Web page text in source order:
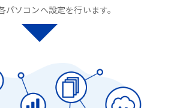
ソコンへ設定を行います。